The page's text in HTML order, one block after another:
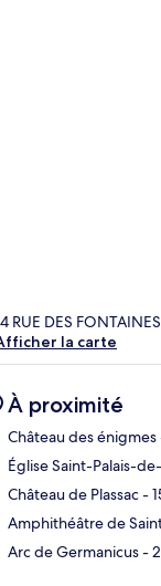
RUE DES
la carte
À proximité
Château des énigmes
Église Saint-Palais-
Château de Plassac-
Amphithéâtre de
Arc de Germanicus-